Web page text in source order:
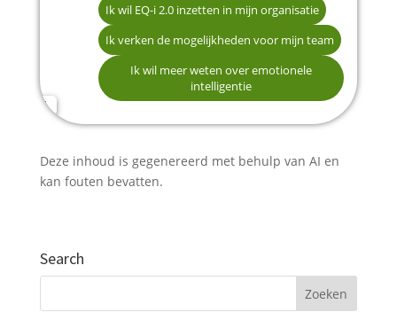
Ik wil EQ-i 2.0 inzetten in mijn organisatie
Ik verken de mogelijkheden voor mijn team
Ik wil meer weten over emotionele
intelligentie
Leiderschapsontwikkeling
Teamontwikkeling & samenwerking
Talentmanagement & HR
Persoonlijke ontwikkeling van medewerkers
Beter inzicht in teamdynamiek
Ontwikkeling van leiderschap
Wetenschappelijke onderbouwing van het
instrument
Manager of teamleider
Directeur of bestuurder
Coach of adviseur
Binnen de komende maanden
Ik oriënteer me nog, geen vaste planning
Naam *
Telefoonnummer (optioneel)
Deze inhoud is gegenereerd met behulp van AI en
kan fouten bevatten.
Search